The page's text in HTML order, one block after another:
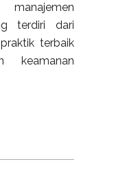
terdiri dari
terbaik
keamanan